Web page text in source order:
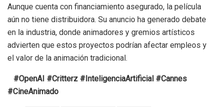
Aunque cuenta con financiamiento asegurado, la película
aún no tiene distribuidora. Su anuncio ha generado debate
en la industria, donde animadores y gremios artísticos
advierten que estos proyectos podrían afectar empleos y
el valor de la animación tradicional.
#OpenAI #Critterz #InteligenciaArtificial #Cannes
#CineAnimado